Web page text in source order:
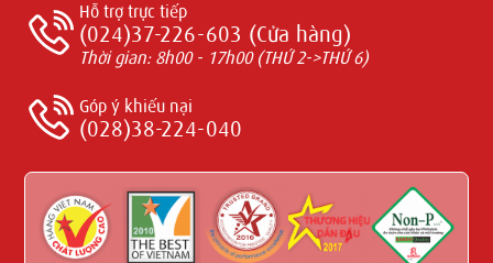
Hỗ trợ trực tiếp
(024)37-226-603 (Cửa hàng)
Thời gian: 8h00 - 17h00 (THỨ 2->THỨ 6)
Góp ý khiếu nại
(028)38-224-040